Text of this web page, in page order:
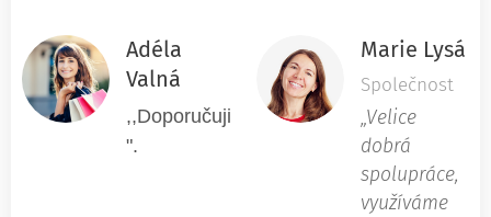
Adéla
Valná
,,Doporučuji
".
Marie Lysá
Společnost
„Velice
dobrá
spolupráce,
využíváme